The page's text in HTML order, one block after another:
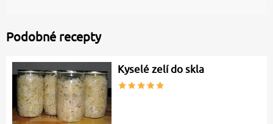
Podobné recepty
Kyselé zelí do skla